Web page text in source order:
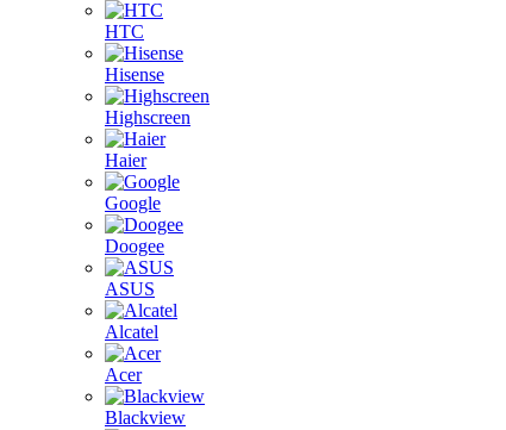
HTC
Hisense
Highscreen
Haier
Google
Doogee
ASUS
Alcatel
Acer
Blackview